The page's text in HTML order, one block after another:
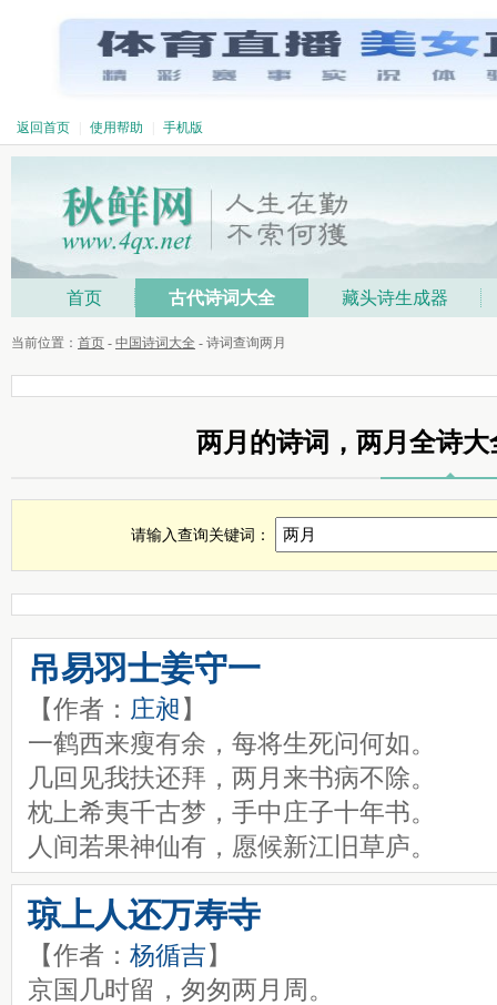
返回首页 使用帮助 手机版
两月诗词，两月古诗查询，两月全诗，两月诗句全集
首页 古代诗词大全 藏头诗生成器
当前位置： 首页 - 中国诗词大全 - 诗词查询两月
两月的诗词，两月全诗
请输入查询关键词：
吊易羽士姜守一
【作者： 庄昶 】
一鹤西来瘦有余，每将生死问何如。
几回见我扶还拜，两月来书病不除。
枕上希夷千古梦，手中庄子十年书。
人间若果神仙有，愿候新江旧草庐。
琼上人还万寿寺
【作者： 杨循吉 】
京国几时留，匆匆两月周。